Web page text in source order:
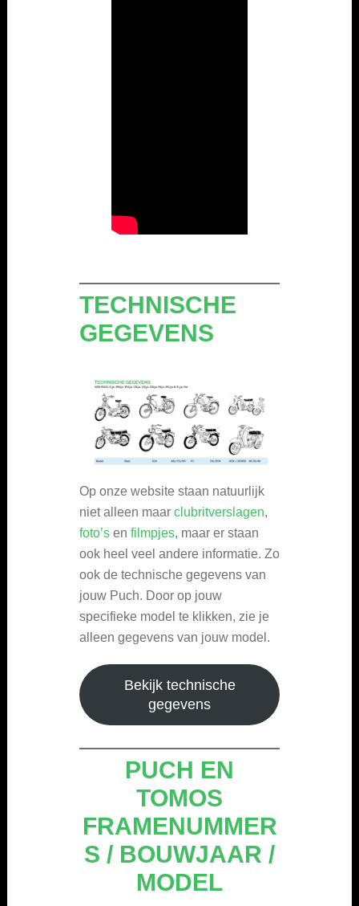
TECHNISCHE
GEGEVENS
Op onze website staan natuurlijk
niet alleen maar clubritverslagen,
foto’s en filmpjes, maar er staan
ook heel veel andere informatie. Zo
ook de technische gegevens van
jouw Puch. Door op jouw
specifieke model te klikken, zie je
alleen gegevens van jouw model.
Bekijk technische
gegevens
PUCH EN
TOMOS
FRAMENUMMER
S / BOUWJAAR /
MODEL